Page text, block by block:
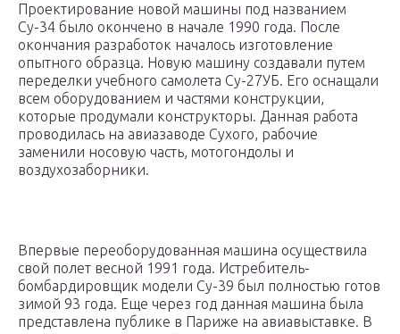
Проектирование новой машины под названием
Су-34 было окончено в начале 1990 года. После
окончания разработок началось изготовление
опытного образца. Новую машину создавали путем
переделки учебного самолета Су-27УБ. Его оснащали
всем оборудованием и частями конструкции,
которые продумали конструкторы. Данная работа
проводилась на авиазаводе Сухого, рабочие
заменили носовую часть, мотогондолы и
воздухозаборники.
Впервые переоборудованная машина осуществила
свой полет весной 1991 года. Истребитель-
бомбардировщик модели Су-39 был полностью готов
зимой 93 года. Еще через год данная машина была
представлена публике в Париже на авиавыставке. В